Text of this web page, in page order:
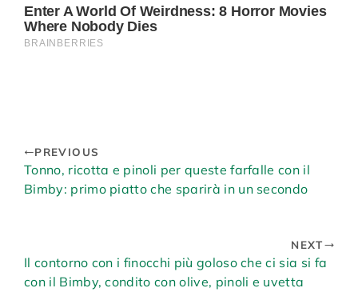
PREVIOUS
Tonno, ricotta e pinoli per queste farfalle con il
Bimby: primo piatto che sparirà in un secondo
NEXT
Il contorno con i finocchi più goloso che ci sia si fa
con il Bimby, condito con olive, pinoli e uvetta